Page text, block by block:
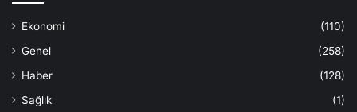
Ekonomi
(110)
Genel
(258)
Haber
(128)
Sağlık
(1)